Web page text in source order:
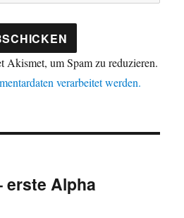
Akismet, um Spam zu reduzieren.
verarbeitet werden.
erste Alpha